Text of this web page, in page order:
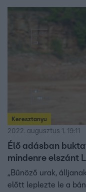
Keresztanyu
2022. augusztus 1. 19:11
Élő adásban
mindenre elszánt
„Bűnöző urak,
előtt leplezte le a